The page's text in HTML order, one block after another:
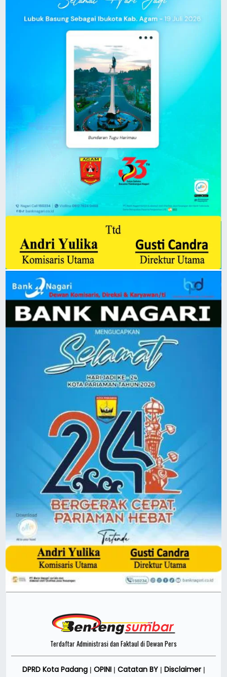
Terdaftar Administrasi dan Faktaul di Dewan Pers
DPRD Kota Padang| OPINI| Catatan BY| Disclaimer|